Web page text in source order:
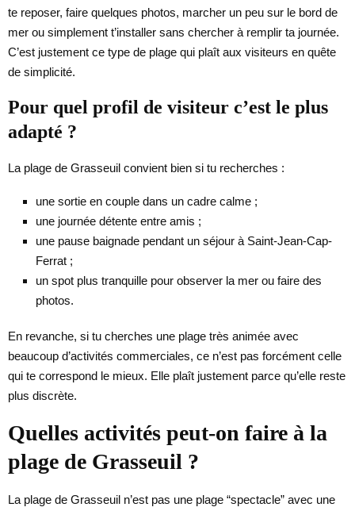
te reposer, faire quelques photos, marcher un peu sur le bord de
mer ou simplement t’installer sans chercher à remplir ta journée.
C’est justement ce type de plage qui plaît aux visiteurs en quête
de simplicité.
Pour quel profil de visiteur c’est le plus
adapté ?
La plage de Grasseuil convient bien si tu recherches :
une sortie en couple dans un cadre calme ;
une journée détente entre amis ;
une pause baignade pendant un séjour à Saint-Jean-Cap-
Ferrat ;
un spot plus tranquille pour observer la mer ou faire des
photos.
En revanche, si tu cherches une plage très animée avec
beaucoup d’activités commerciales, ce n’est pas forcément celle
qui te correspond le mieux. Elle plaît justement parce qu’elle reste
plus discrète.
Quelles activités peut-on faire à la
plage de Grasseuil ?
La plage de Grasseuil n’est pas une plage “spectacle” avec une